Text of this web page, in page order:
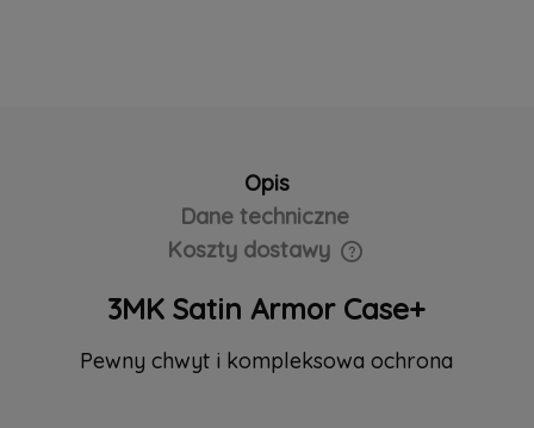
Opis
Dane techniczne
Koszty dostawy
Cena nie zawiera ewentualnych kosztów płatności
3MK Satin Armor Case+
Pewny chwyt i kompleksowa ochrona